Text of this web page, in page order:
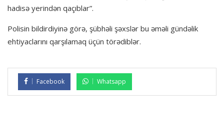
hadisə yerindən qaçıblar”.
Polisin bildirdiyinə görə, şübhəli şəxslər bu əməli gündəlik
ehtiyaclarını qarşılamaq üçün törədiblər.
Facebook Whatsapp